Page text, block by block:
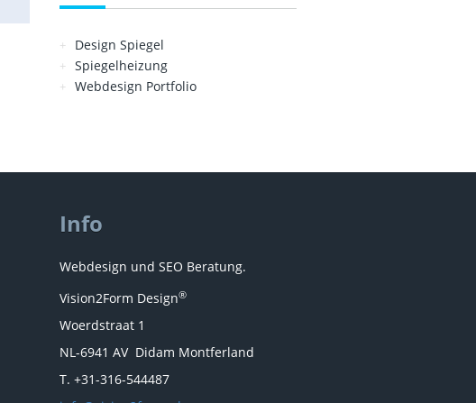
Design Spiegel
Spiegelheizung
Webdesign Portfolio
Info
Webdesign und SEO Beratung.
Vision2Form Design®
Woerdstraat 1
NL-6941 AV Didam Montferland
T. +31-316-544487